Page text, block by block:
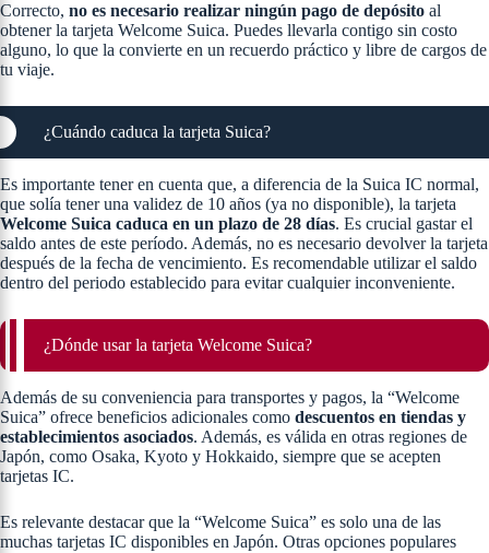
Correcto, no es necesario realizar ningún pago de depósito al
obtener la tarjeta Welcome Suica. Puedes llevarla contigo sin costo
alguno, lo que la convierte en un recuerdo práctico y libre de cargos de
tu viaje.
¿Cuándo caduca la tarjeta Suica?
Es importante tener en cuenta que, a diferencia de la Suica IC normal,
que solía tener una validez de 10 años (ya no disponible), la tarjeta
Welcome Suica caduca en un plazo de 28 días. Es crucial gastar el
saldo antes de este período. Además, no es necesario devolver la tarjeta
después de la fecha de vencimiento. Es recomendable utilizar el saldo
dentro del periodo establecido para evitar cualquier inconveniente.
¿Dónde usar la tarjeta Welcome Suica?
Además de su conveniencia para transportes y pagos, la “Welcome
Suica” ofrece beneficios adicionales como descuentos en tiendas y
establecimientos asociados. Además, es válida en otras regiones de
Japón, como Osaka, Kyoto y Hokkaido, siempre que se acepten
tarjetas IC.
Es relevante destacar que la “Welcome Suica” es solo una de las
muchas tarjetas IC disponibles en Japón. Otras opciones populares